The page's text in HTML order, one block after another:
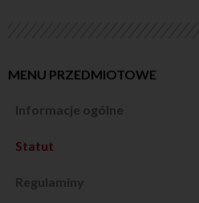
MENU PRZEDMIOTOWE
Informacje ogólne
Statut
Regulaminy